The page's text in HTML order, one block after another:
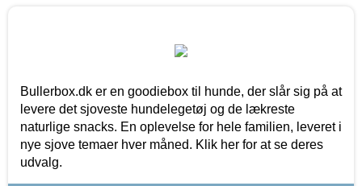
Bullerbox.dk er en goodiebox til hunde, der slår sig på at
levere det sjoveste hundelegetøj og de lækreste
naturlige snacks. En oplevelse for hele familien, leveret i
nye sjove temaer hver måned. Klik her for at se deres
udvalg.